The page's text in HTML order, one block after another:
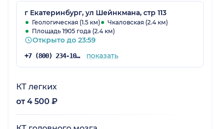
г Екатеринбург, ул Шейнкмана, стр 113
Геологическая (1.5 км)
Чкаловская (2.4 км)
Площадь 1905 года (2.4 км)
Открыто до 23:59
+7 (800) 234-10-03 показать
КТ легких
от 4 500 ₽